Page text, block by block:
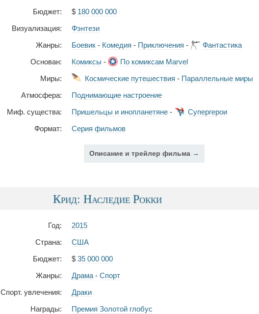
Бюджет:
$ 180 000 000
Визуализация:
Фэнтези
Жанры:
Боевик - Комедия - Приключения -
Фантастика
Основан:
Комиксы -
По комиксам Marvel
Миры:
Космические путешествия - Параллельные миры
Атмосфера:
Поднимающие настроение
Миф. существа:
Пришельцы и инопланетяне -
Супергерои
Формат:
Серия фильмов
Описание и трейлер фильма →
Крид: Наследие Рокки
Год:
2015
Страна:
США
Бюджет:
$ 35 000 000
Жанры:
Драма - Спорт
Спорт. увлечения:
Драки
Награды:
Премия Золотой глобус